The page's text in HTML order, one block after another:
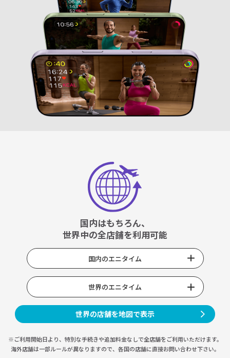
国内はもちろん、
世界中の全店舗を利用可能
国内のエニタイム
世界のエニタイム
世界の店舗を地図で表示
※ご利用開始日より、特別な手続きや追加料金なしで全店舗をご利用いただけます。
海外店舗は一部ルールが異なりますので、 各国の店舗に直接お問い合わせ下さい。